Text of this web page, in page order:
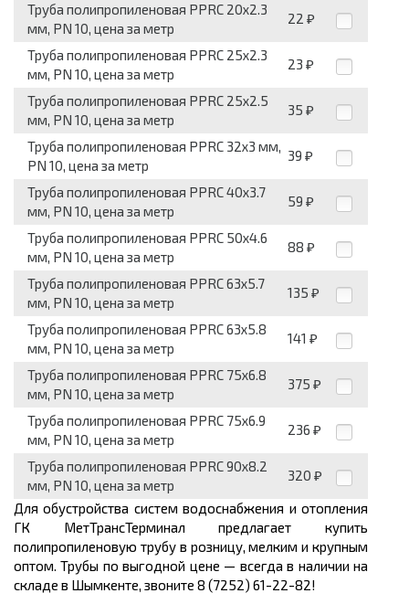
Труба полипропиленовая PPRC 20x2.3
мм, PN 10, цена за метр
22 ₽
Труба полипропиленовая PPRC 25x2.3
мм, PN 10, цена за метр
23 ₽
Труба полипропиленовая PPRC 25x2.5
мм, PN 10, цена за метр
35 ₽
Труба полипропиленовая PPRC 32x3 мм,
PN 10, цена за метр
39 ₽
Труба полипропиленовая PPRC 40x3.7
мм, PN 10, цена за метр
59 ₽
Труба полипропиленовая PPRC 50x4.6
мм, PN 10, цена за метр
88 ₽
Труба полипропиленовая PPRC 63x5.7
мм, PN 10, цена за метр
135 ₽
Труба полипропиленовая PPRC 63x5.8
мм, PN 10, цена за метр
141 ₽
Труба полипропиленовая PPRC 75x6.8
мм, PN 10, цена за метр
375 ₽
Труба полипропиленовая PPRC 75x6.9
мм, PN 10, цена за метр
236 ₽
Труба полипропиленовая PPRC 90x8.2
мм, PN 10, цена за метр
320 ₽
Для обустройства систем водоснабжения и отопления
ГК МетТрансТерминал предлагает купить
полипропиленовую трубу в розницу, мелким и крупным
оптом. Трубы по выгодной цене — всегда в наличии на
складе в Шымкенте, звоните 8 (7252) 61-22-82!